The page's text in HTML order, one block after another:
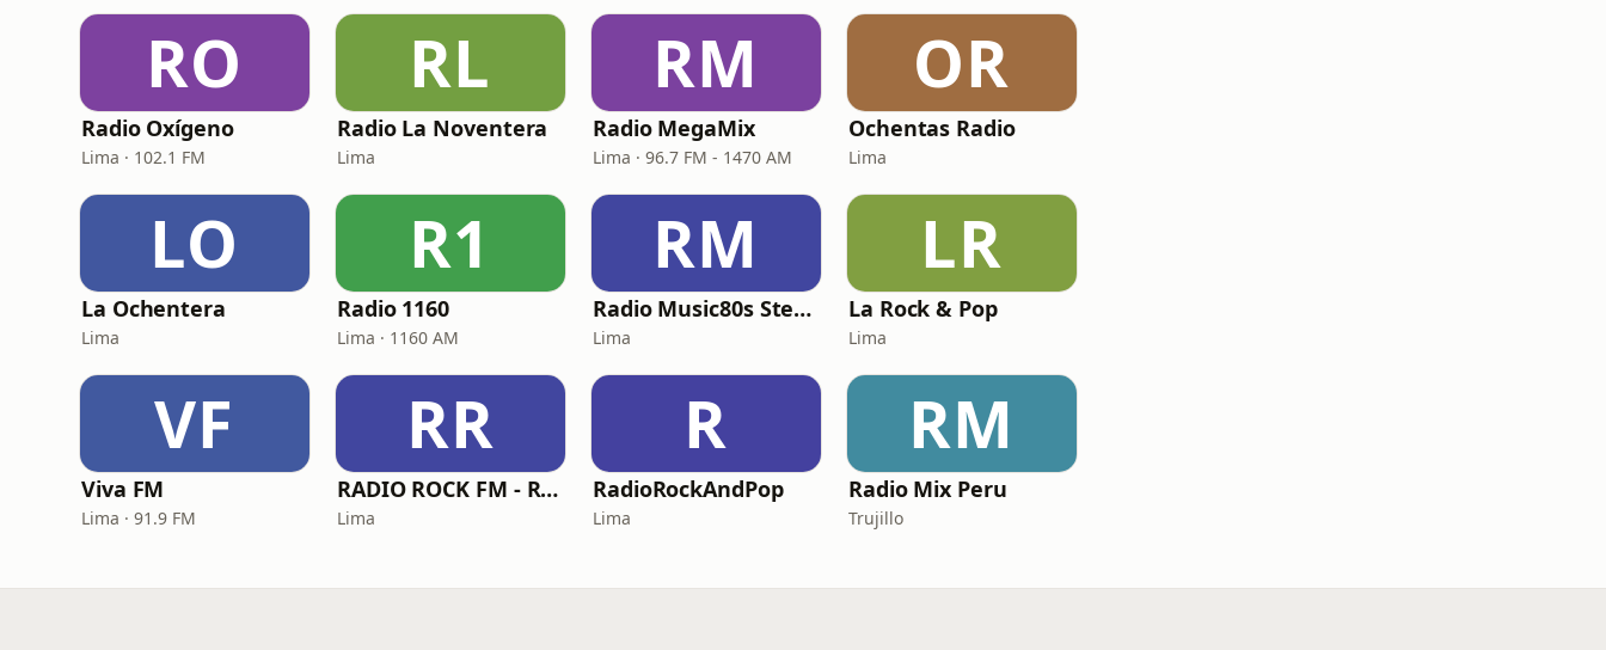
RO
Radio Oxígeno
Lima · 102.1 FM
RL
Radio La Noventera
Lima
RM
Radio MegaMix
Lima · 96.7 FM - 1470 AM
OR
Ochentas Radio
Lima
LO
La Ochentera
Lima
R1
Radio 1160
Lima · 1160 AM
RM
Radio Music80s Stereo
Lima
LR
La Rock & Pop
Lima
VF
Viva FM
Lima · 91.9 FM
RR
RADIO ROCK FM - Rock en Español
Lima
R
RadioRockAndPop
Lima
RM
Radio Mix Peru
Trujillo